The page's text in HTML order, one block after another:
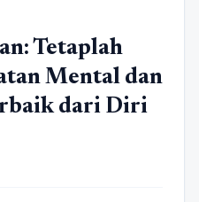
Tetaplah
Mental dan
dari Diri